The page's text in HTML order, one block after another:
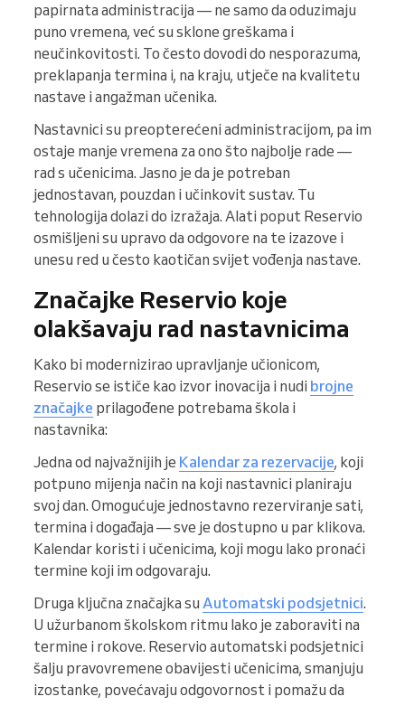
papirnata administracija — ne samo da oduzimaju
puno vremena, već su sklone greškama i
neučinkovitosti. To često dovodi do nesporazuma,
preklapanja termina i, na kraju, utječe na kvalitetu
nastave i angažman učenika.
Nastavnici su preopterećeni administracijom, pa im
ostaje manje vremena za ono što najbolje rade —
rad s učenicima. Jasno je da je potreban
jednostavan, pouzdan i učinkovit sustav. Tu
tehnologija dolazi do izražaja. Alati poput Reservio
osmišljeni su upravo da odgovore na te izazove i
unesu red u često kaotičan svijet vođenja nastave.
Značajke Reservio koje
olakšavaju rad nastavnicima
Kako bi modernizirao upravljanje učionicom,
Reservio se ističe kao izvor inovacija i nudi brojne
značajke prilagođene potrebama škola i
nastavnika:
Jedna od najvažnijih je Kalendar za rezervacije, koji
potpuno mijenja način na koji nastavnici planiraju
svoj dan. Omogućuje jednostavno rezerviranje sati,
termina i događaja — sve je dostupno u par klikova.
Kalendar koristi i učenicima, koji mogu lako pronaći
termine koji im odgovaraju.
Druga ključna značajka su Automatski podsjetnici.
U užurbanom školskom ritmu lako je zaboraviti na
termine i rokove. Reservio automatski podsjetnici
šalju pravovremene obavijesti učenicima, smanjuju
izostanke, povećavaju odgovornost i pomažu da